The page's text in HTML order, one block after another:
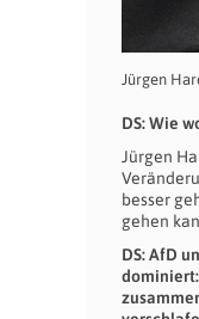
Jürgen
DS: Wie
Jürgen
besser
gehen
DS: AfD